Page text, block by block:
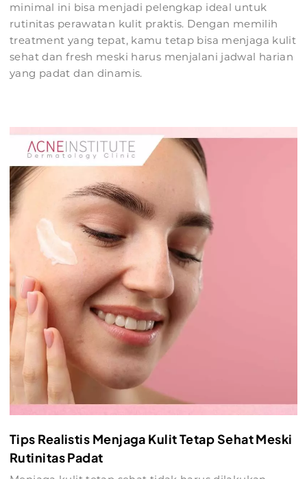
minimal ini bisa menjadi pelengkap ideal untuk
rutinitas perawatan kulit praktis. Dengan memilih
treatment yang tepat, kamu tetap bisa menjaga kulit
sehat dan fresh meski harus menjalani jadwal harian
yang padat dan dinamis.
Tips Realistis Menjaga Kulit Tetap Sehat Meski
Rutinitas Padat